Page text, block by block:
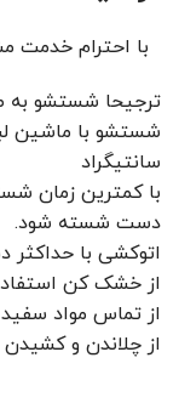
با احترام خدمت
ترجیحا شستشو
سانتیگراد
با کمترين زمان
دست شسته شود.
اتوکشی با حداکثر دمای 110 درجه
از خشک کن
از تماس مواد
از چلاندن و کشيدن